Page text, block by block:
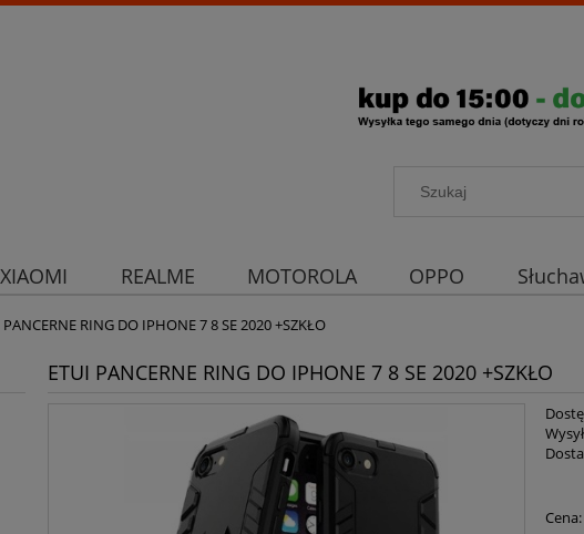
XIAOMI REALME MOTOROLA OPPO
Ochrona aparatu Strona główna
PANCERNE RING DO IPHONE 7 8 SE 2020 +SZKŁO
ETUI PANCERNE RING DO IPHONE 7 8 SE 2020 +SZKŁO
Cena: